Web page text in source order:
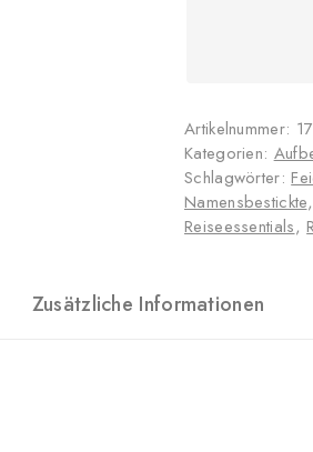
Artikelnummer:
Kategorien:
Schlagwörter:
Namensbestickte
Reiseessentials,
Zusätzliche Informationen